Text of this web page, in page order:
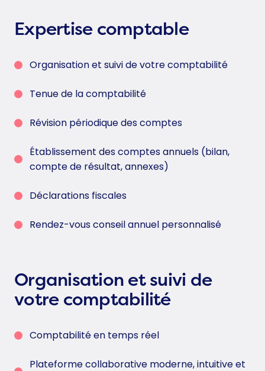
Expertise comptable
Organisation et suivi de votre comptabilité
Tenue de la comptabilité
Révision périodique des comptes
Établissement des comptes annuels (bilan,
compte de résultat, annexes)
Déclarations fiscales
Rendez-vous conseil annuel personnalisé
Organisation et suivi de
votre comptabilité
Comptabilité en temps réel
Plateforme collaborative moderne, intuitive et